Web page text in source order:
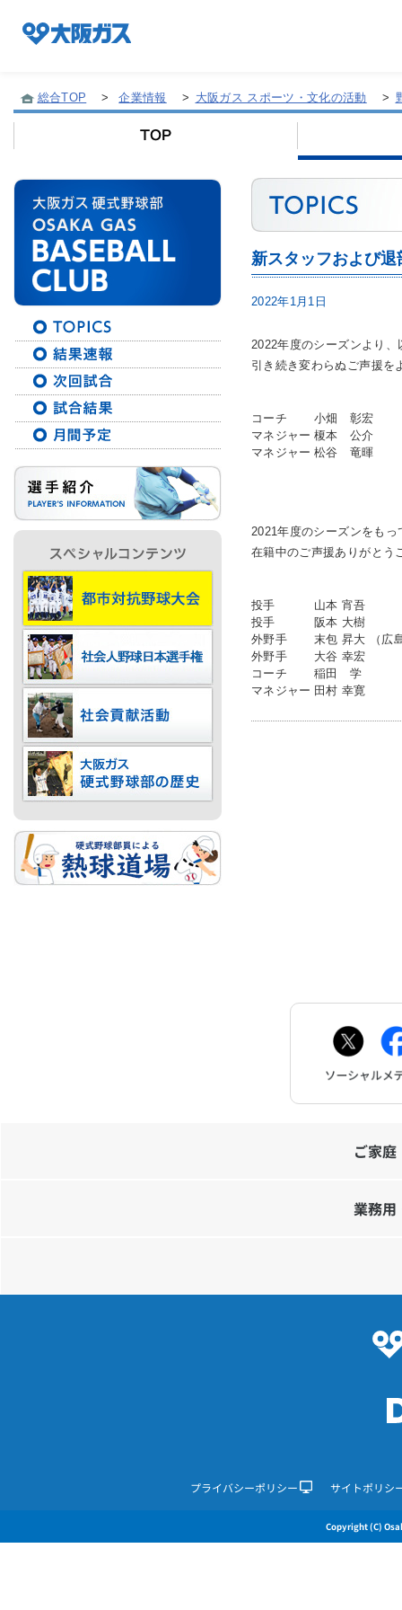
企業/グループについて
社会貢献
技術開発
サステナビリティ
採用情報
プレスリリース
総合TOP > 企業情報 > 大阪ガス スポーツ・文化の活動 >
新スタッフおよび退
2022年1月1日
2022年度のシーズンより
引き続き変わらぬご声援を
コーチ
小畑 彰宏
マネジャー 榎本 公介
マネジャー 松谷 竜暉
2021年度のシーズンをも
在籍中のご声援ありがとう
投手
山本 宵吾
投手
阪本 大樹
外野手
末包 昇大 （広
外野手
大谷 幸宏
コーチ
稲田 学
マネジャー 田村 幸寛
ご家
業務用
プライバシーポリシー サイトポリシ
Copyright (C)